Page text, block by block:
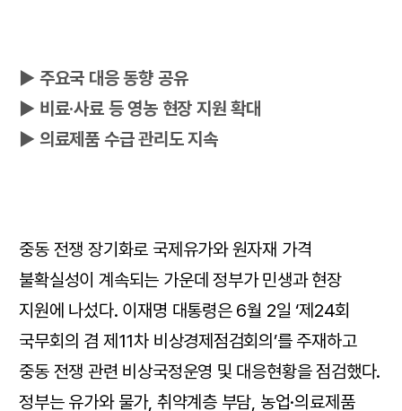
▶ 주요국 대응 동향 공유
▶ 비료·사료 등 영농 현장 지원 확대
▶ 의료제품 수급 관리도 지속
중동 전쟁 장기화로 국제유가와 원자재 가격
불확실성이 계속되는 가운데 정부가 민생과 현장
지원에 나섰다. 이재명 대통령은 6월 2일 ‘제24회
국무회의 겸 제11차 비상경제점검회의’를 주재하고
중동 전쟁 관련 비상국정운영 및 대응현황을 점검했다.
정부는 유가와 물가, 취약계층 부담, 농업·의료제품